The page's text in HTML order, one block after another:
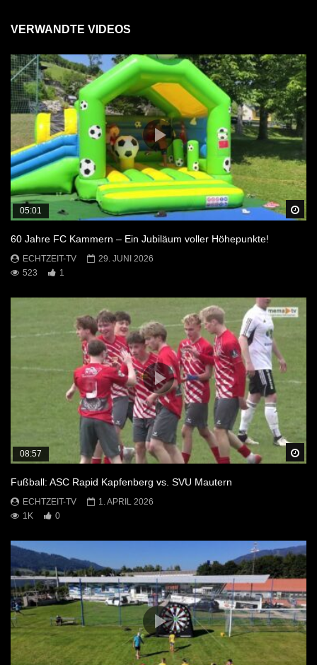
VERWANDTE VIDEOS
05:01
60 Jahre FC Kammern – Ein Jubiläum voller Höhepunkte!
ECHTZEIT-TV
29. JUNI 2026
523
1
08:57
Fußball: ASC Rapid Kapfenberg vs. SVU Mautern
ECHTZEIT-TV
1. APRIL 2026
1K
0